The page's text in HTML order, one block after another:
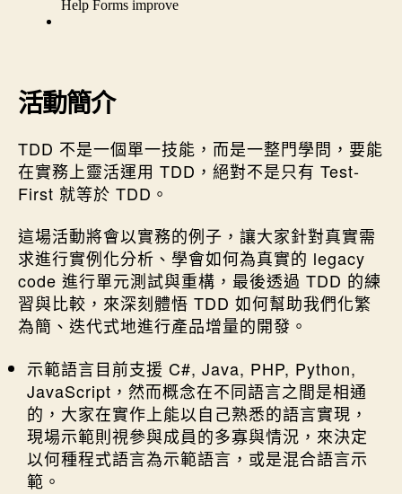
活動簡介
TDD 不是一個單一技能，而是一整門學問，要能
在實務上靈活運用 TDD，絕對不是只有 Test-
First 就等於 TDD。
這場活動將會以實務的例子，讓大家針對真實需
求進行實例化分析、學會如何為真實的 legacy
code 進行單元測試與重構，最後透過 TDD 的練
習與比較，來深刻體悟 TDD 如何幫助我們化繁
為簡、迭代式地進行產品增量的開發。
示範語言目前支援 C#, Java, PHP, Python,
JavaScript，然而概念在不同語言之間是相通
的，大家在實作上能以自己熟悉的語言實現，
現場示範則視參與成員的多寡與情況，來決定
以何種程式語言為示範語言，或是混合語言示
範。